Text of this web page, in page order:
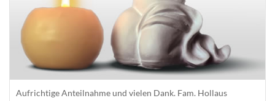
Aufrichtige Anteilnahme und vielen Dank. Fam. Hollaus